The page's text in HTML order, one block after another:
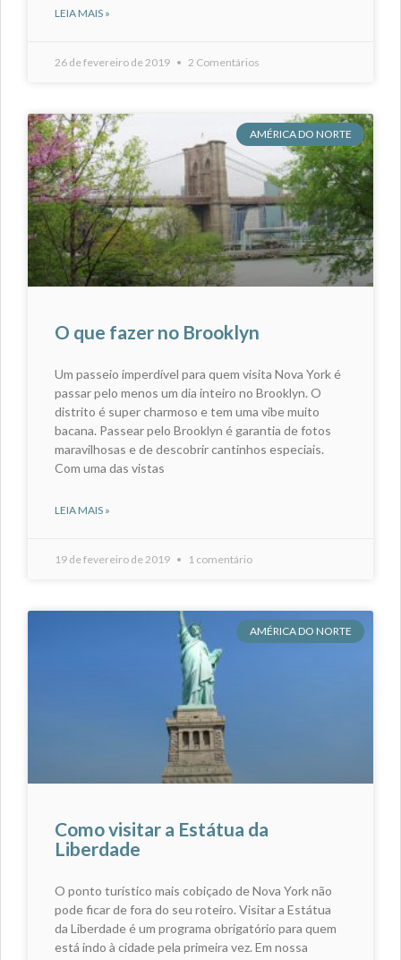
LEIA MAIS »
26 de fevereiro de 2019 2 Comentários
AMÉRICA DO NORTE
O que fazer no Brooklyn
Um passeio imperdível para quem visita Nova York é
passar pelo menos um dia inteiro no Brooklyn. O
distrito é super charmoso e tem uma vibe muito
bacana. Passear pelo Brooklyn é garantia de fotos
maravilhosas e de descobrir cantinhos especiais.
Com uma das vistas
LEIA MAIS »
19 de fevereiro de 2019 1 comentário
AMÉRICA DO NORTE
Como visitar a Estátua da
Liberdade
O ponto turístico mais cobiçado de Nova York não
pode ficar de fora do seu roteiro. Visitar a Estátua
da Liberdade é um programa obrigatório para quem
está indo à cidade pela primeira vez. Em nossa